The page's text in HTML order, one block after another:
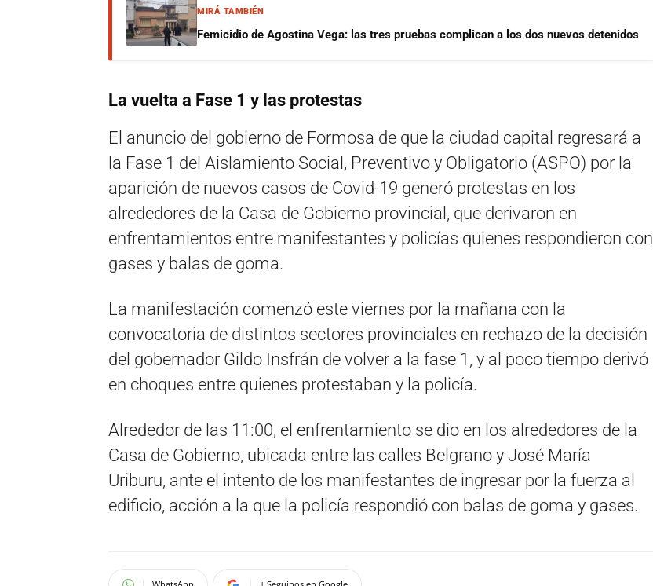
MIRÁ TAMBIÉN
Femicidio de Agostina Vega: las tres pruebas complican a los dos nuevos detenidos
La vuelta a Fase 1 y las protestas
El anuncio del gobierno de Formosa de que la ciudad capital regresará a
la Fase 1 del Aislamiento Social, Preventivo y Obligatorio (ASPO) por la
aparición de nuevos casos de Covid-19 generó protestas en los
alrededores de la Casa de Gobierno provincial, que derivaron en
enfrentamientos entre manifestantes y policías quienes respondieron con
gases y balas de goma.
La manifestación comenzó este viernes por la mañana con la
convocatoria de distintos sectores provinciales en rechazo de la decisión
del gobernador Gildo Insfrán de volver a la fase 1, y al poco tiempo derivó
en choques entre quienes protestaban y la policía.
Alrededor de las 11:00, el enfrentamiento se dio en los alrededores de la
Casa de Gobierno, ubicada entre las calles Belgrano y José María
Uriburu, ante el intento de los manifestantes de ingresar por la fuerza al
edificio, acción a la que la policía respondió con balas de goma y gases.